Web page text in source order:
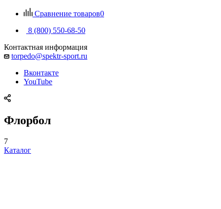
Сравнение товаров0
8 (800) 550-68-50
Контактная информация
torpedo@spektr-sport.ru
Вконтакте
YouTube
Флорбол
7
Каталог